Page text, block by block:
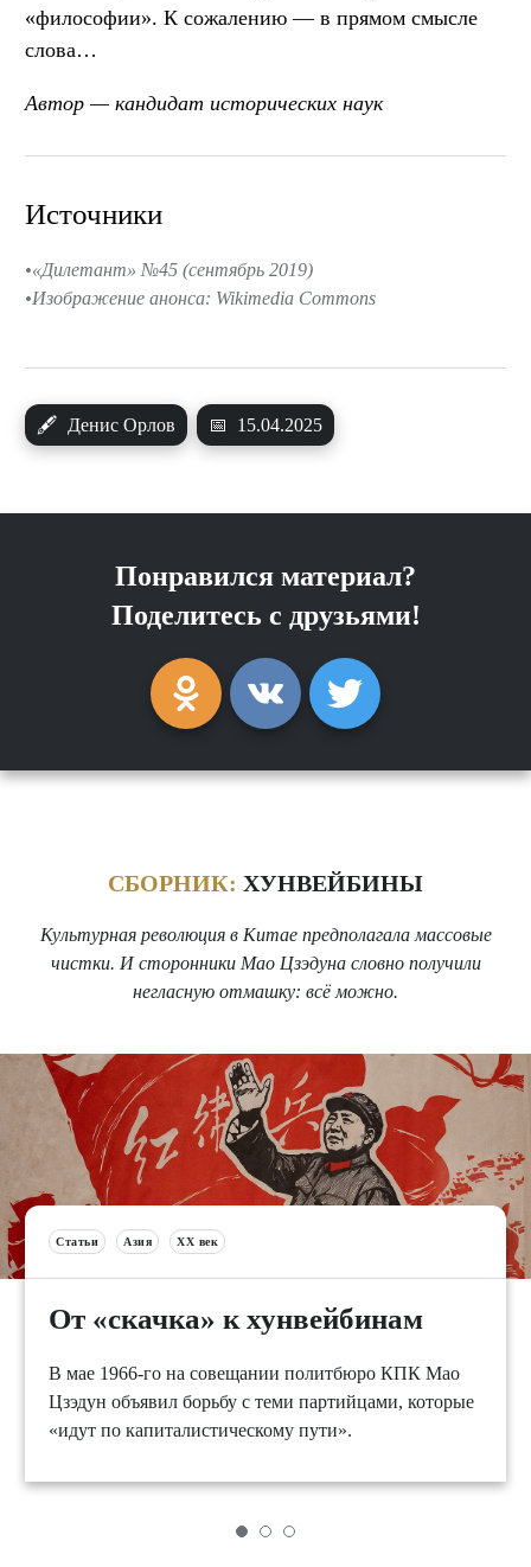
«философии». К сожалению — в прямом смысле
слова…
Автор — кандидат исторических наук
🖋 Денис Орлов 📅 15.04.2025
Источники
«Дилетант» №45 (сентябрь 2019)
Изображение анонса: Wikimedia Commons
Понравился материал?
Поделитесь с друзьями!
СБОРНИК: ХУНВЕЙБИНЫ
Культурная революция в Китае предполагала массовые
чистки. И сторонники Мао Цзэдуна словно получили
негласную отмашку: всё можно.
Статьи Азия XX век
От «скачка» к хунвейбинам
В мае 1966-го на совещании политбюро КПК Мао
Цзэдун объявил борьбу с теми партийцами, которые
«идут по капиталистическому пути».